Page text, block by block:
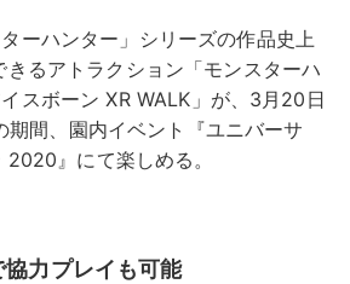
ーハンター」シリーズの作品史上
きるアトラクション「モンスターハ
スボーン XR WALK」が、3月20日
間、園内イベント『ユニバーサ
』にて楽しめる。
力プレイも可能